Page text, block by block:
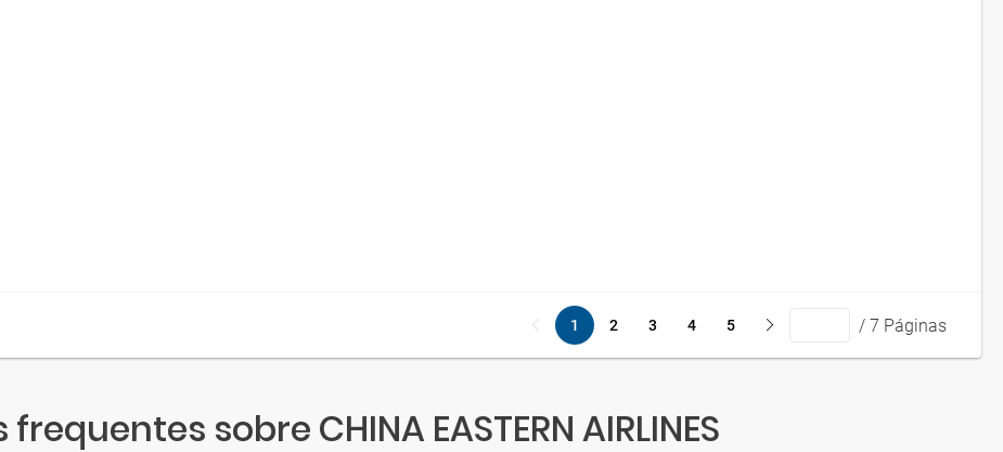
1 2 3 4 5 / 7 Páginas
sobre CHINA EASTERN AIRLINES